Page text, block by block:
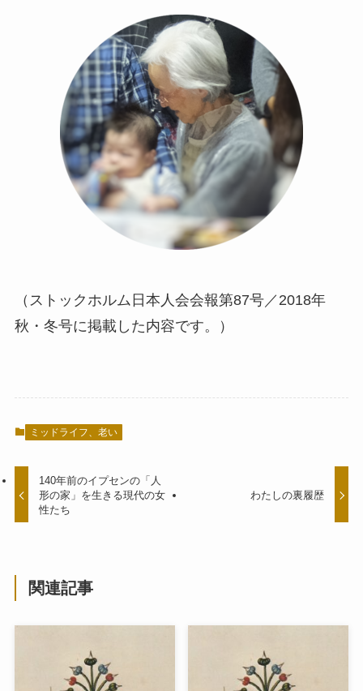
（ストックホルム日本人会会報第87号／2018年
秋・冬号に掲載した内容です。）
ミッドライフ、老い
140年前のイプセンの「人
形の家」を生きる現代の女
性たち
わたしの裏履歴
関連記事